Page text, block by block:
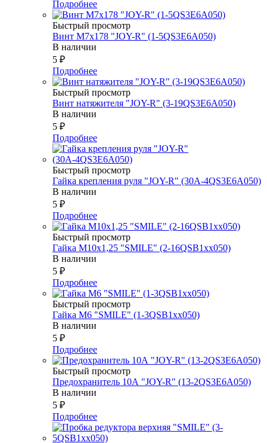
Подробнее
Быстрый просмотр
Винт М7х178 "JOY-R" (1-5QS3E6A050)
В наличии
5 ₽
Подробнее
Быстрый просмотр
Винт натяжителя "JOY-R" (3-19QS3E6A050)
В наличии
5 ₽
Подробнее
Быстрый просмотр
Гайка крепления руля "JOY-R" (30А-4QS3E6A050)
В наличии
5 ₽
Подробнее
Быстрый просмотр
Гайка М10х1,25 "SMILE" (2-16QSB1xx050)
В наличии
5 ₽
Подробнее
Быстрый просмотр
Гайка М6 "SMILE" (1-3QSB1xx050)
В наличии
5 ₽
Подробнее
Быстрый просмотр
Предохранитель 10А "JOY-R" (13-2QS3E6A050)
В наличии
5 ₽
Подробнее